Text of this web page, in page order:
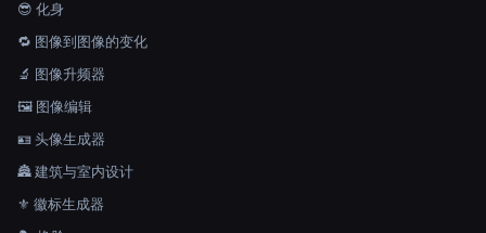
😎 化身
🔁 图像到图像的变化
🔬 图像升频器
🖼️ 图像编辑
🪪 头像生成器
🏯 建筑与室内设计
⚜️ 徽标生成器